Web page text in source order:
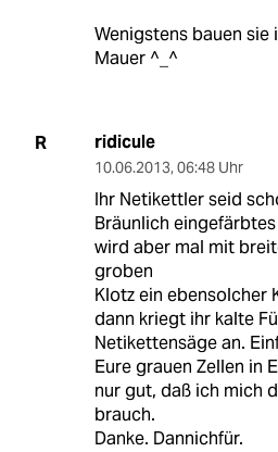
Wenigstens bauen sie
Mauer ^_^
R ridicule
10.06.2013, 06:48 Uhr
Ihr Netikettler seid
Bräunlich
wird aber mal mit
groben
Klotz ein ebensolcher
dann kriegt ihr kalte
Netikettensäge an.
Eure grauen Zellen in
nur gut, daß ich mich
brauch.
Danke. Dannichfür.